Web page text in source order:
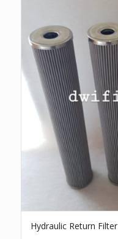
Hydraulic Return Filter